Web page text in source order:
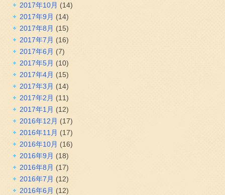
2017年10月 (14)
2017年9月 (14)
2017年8月 (15)
2017年7月 (16)
2017年6月 (7)
2017年5月 (10)
2017年4月 (15)
2017年3月 (14)
2017年2月 (11)
2017年1月 (12)
2016年12月 (17)
2016年11月 (17)
2016年10月 (16)
2016年9月 (18)
2016年8月 (17)
2016年7月 (12)
2016年6月 (12)